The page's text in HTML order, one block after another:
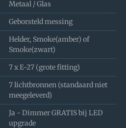
Metaal / Glas
Geborsteld messing
Helder, Smoke(amber) of
Smoke(zwart)
7 x E-27 (grote fitting)
7 lichtbronnen (standaard niet
meegeleverd)
Ja - Dimmer GRATIS bij LED
upgrade